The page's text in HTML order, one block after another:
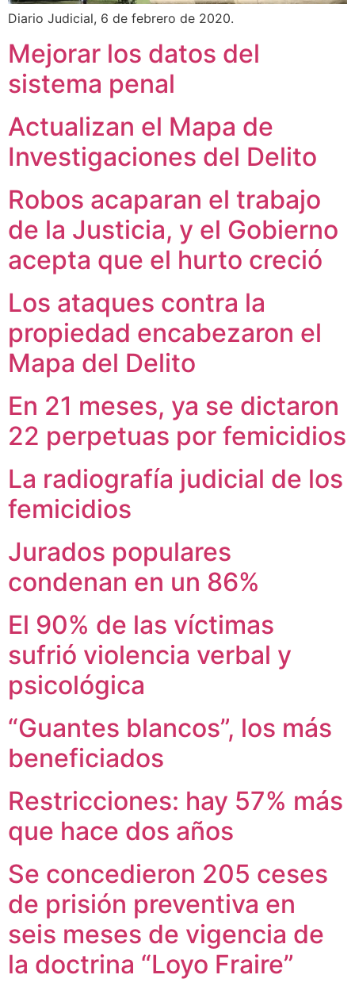
Diario Judicial, 6 de febrero de 2020.
Mejorar los datos del
sistema penal
Actualizan el Mapa de
Investigaciones del Delito
Robos acaparan el trabajo
de la Justicia, y el Gobierno
acepta que el hurto creció
Los ataques contra la
propiedad encabezaron el
Mapa del Delito
En 21 meses, ya se dictaron
22 perpetuas por femicidios
La radiografía judicial de los
femicidios
Jurados populares
condenan en un 86%
El 90% de las víctimas
sufrió violencia verbal y
psicológica
“Guantes blancos”, los más
beneficiados
Restricciones: hay 57% más
que hace dos años
Se concedieron 205 ceses
de prisión preventiva en
seis meses de vigencia de
la doctrina “Loyo Fraire”